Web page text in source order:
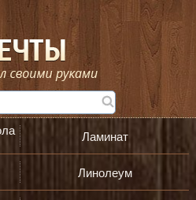
Ламинат
Линолеум